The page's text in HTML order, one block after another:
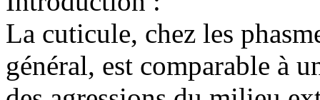
La cuticule, chez les
général, est comparable à